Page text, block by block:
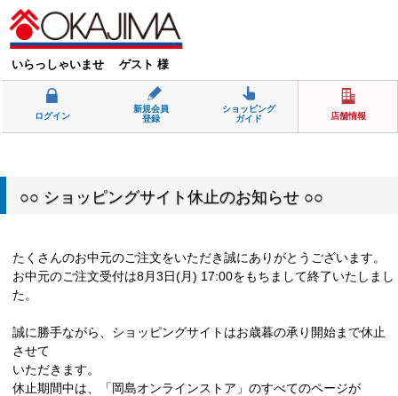
いらっしゃいませ ゲスト 様
ログイン
新規会員
登録
ショッピング
ガイド
店舗情報
○○ ショッピングサイト休止のお知らせ ○○
たくさんのお中元のご注文をいただき誠にありがとうございます。
お中元のご注文受付は8月3日(月) 17:00をもちまして終了いたしまし
た。
誠に勝手ながら、ショッピングサイトはお歳暮の承り開始まで休止
させて
いただきます。
休止期間中は、「岡島オンラインストア」のすべてのページが